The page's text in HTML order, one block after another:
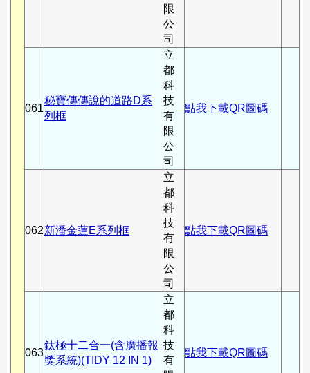
限
公
司
061
秘寶傳傳說的道路D系
列框
立
都
科
技
有
限
公
司
點我下載QR圖碼
062新潘金蓮E系列框
立
都
科
技
有
限
公
司
點我下載QR圖碼
063
鈦極十二合一(含廣播報
獎系統)(TIDY 12 IN 1)
立
都
科
技
有
點我下載QR圖碼